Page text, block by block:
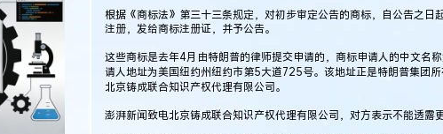
更多 >>
根据《商标法》第三十三条规定，对初步审定公告的商标，自公告之
注册，发给商标注册证，并予公告。
这些商标是去年4月由特朗普的律师提交申请的，商标申请人的中文名
请人地址为美国纽约州纽约市第5大道725号。该地址正是特朗普集团
北京铸成联合知识产权代理有限公司。
澎湃新闻致电北京铸成联合知识产权代理有限公司，对方表示不能透露